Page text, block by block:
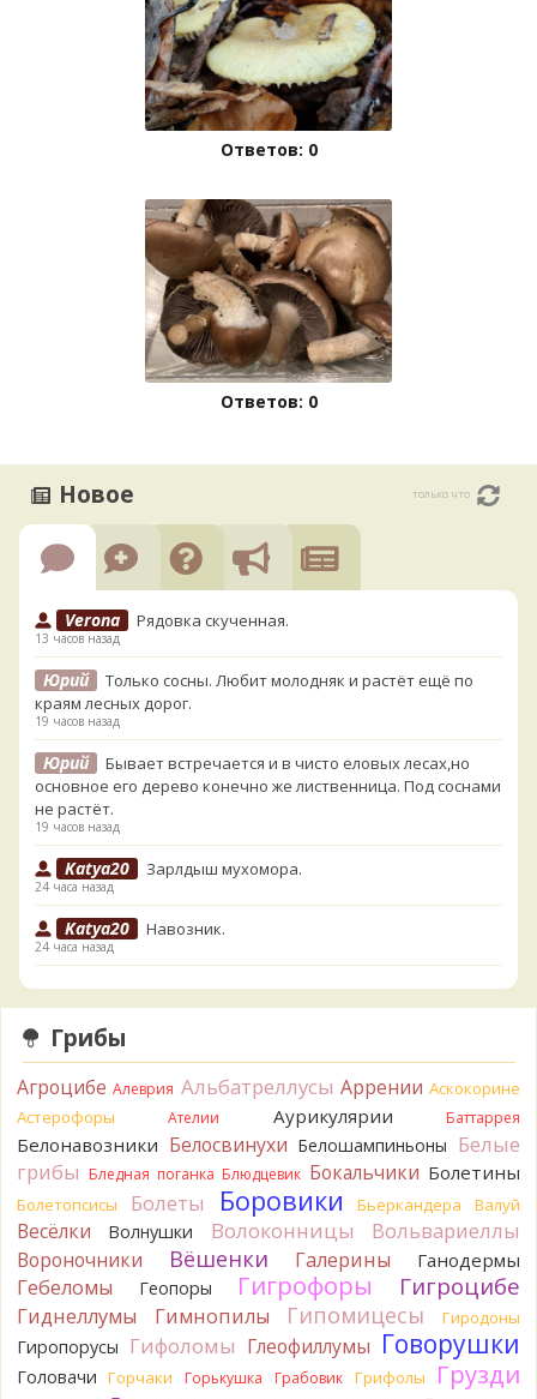
Ответов: 0
Ответов: 0
Новое только что
Verona Рядовка скученная.
13 часов назад
Юрий
Только сосны. Любит молодняк и растёт ещё по
краям лесных дорог.
19 часов назад
Юрий
Бывает встречается и в чисто еловых лесах,но
основное его дерево конечно же лиственница. Под соснами
не растёт.
19 часов назад
Katya20 Зарлдыш мухомора.
24 часа назад
Katya20 Навозник.
24 часа назад
Verona Скорее всего он.
2 дня назад
Verona
2 дня назад
Verona
Рядовка мыльная, судя по пластинкам.
Правильно сделали, что не взяли.
2 дня назад
BorisM Подгруздок чёрный, или близкие виды
2 дня назад
BorisM Сдаётся мне, на земле и в руке - разные грибы.
2 дня назад
Кирилл
Вони не было, но вода и гриб при варке
начали желтеть. Выкинул. Большое спасибо.
2 дня назад
Грибы
Агроцибе Алеврия Альбатреллусы Аррении Аскокорине
Астерофоры
Ателии Аурикулярии Баттаррея
Белонавозники Белосвинухи Белошампиньоны Белые
грибы Бледная поганка Блюдцевик Бокальчики Болетины
Болетопсисы Болеты Боровики Бьеркандера Валуй
Весёлки Волнушки Волоконницы Вольвариеллы
Вороночники Вёшенки Галерины Ганодермы
Гебеломы Геопоры Гигрофоры Гигроцибе
Гиднеллумы Гимнопилы Гипомицесы Гиродоны
Гиропорусы Гифоломы Глеофиллумы Говорушки
Головачи Горчаки Горькушка Грабовик Грифолы Грузди